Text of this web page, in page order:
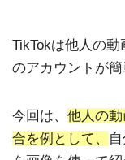
TikTokは他人の
のアカウントが簡
今回は、 他人の
合を例として、